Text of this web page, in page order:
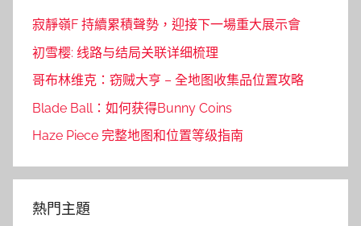
寂靜嶺F 持續累積聲勢，迎接下一場重大展示會
初雪樱: 线路与结局关联详细梳理
哥布林维克：窃贼大亨 – 全地图收集品位置攻略
Blade Ball：如何获得Bunny Coins
Haze Piece 完整地图和位置等级指南
熱門主題